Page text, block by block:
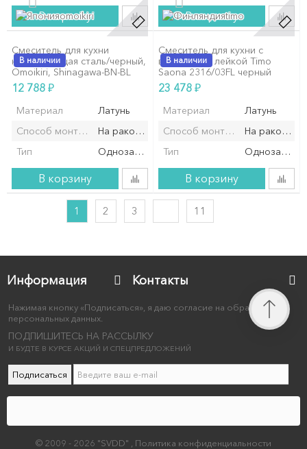
В корзину В корзину
omoikiri
В наличии
Смеситель для кухни
нержавеющая сталь/черный,
Omoikiri, Shinagawa-BN-BL
12 788 ₽
Материал
Латунь
Способ монтажа/установкиНа раковину/мойку
Тип
Однозахватный
В корзину
timo
В наличии
Смеситель для кухни с
выдвижной лейкой Timo
Saona 2316/03FL черный
23 478 ₽
Материал
Латунь
Способ монтажа/установки
На
Тип
В корзину
1 2 3 11
Информация
© 2009 - 2026 "SVDD" Политика конфиденциальности
Контакты
Нажимая кнопку «Подписаться», я даю согласие на обработку
персональных данных.
ПОДПИШИТЕСЬ НА РАССЫЛКУ
И БУДТЕ В КУРСЕ АКЦИЙ И СПЕЦПРЕДЛОЖЕНИЙ
Подписаться